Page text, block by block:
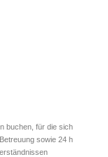
buchen, für die sich
sowie 24 h